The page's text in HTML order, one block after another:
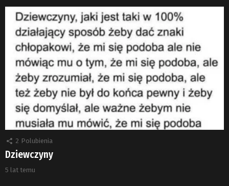
2 Polubienia
Dziewczyny
5 lat temu